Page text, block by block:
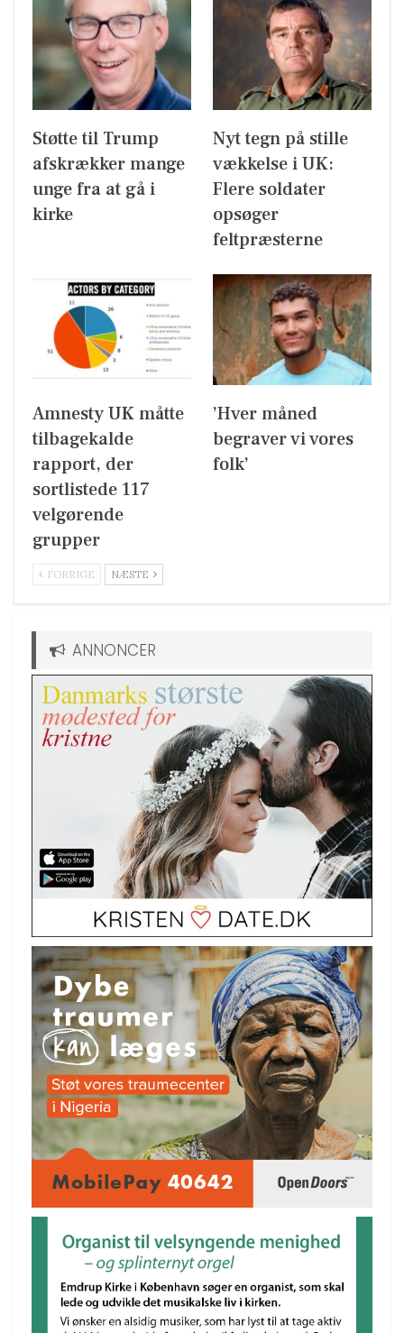
Støtte til Trump
afskrækker mange
unge fra at gå i
kirke
Nyt tegn på stille
vækkelse i UK:
Flere soldater
opsøger
feltpræsterne
Amnesty UK måtte
tilbagekalde
rapport, der
sortlistede 117
velgørende
grupper
’Hver måned
begraver vi vores
folk’
FORRIGE NÆSTE
ANNONCER